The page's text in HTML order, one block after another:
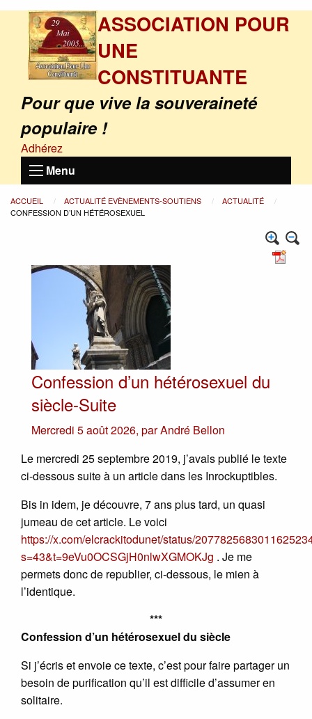
ASSOCIATION POUR
UNE
CONSTITUANTE
Pour que vive la souveraineté
populaire !
Adhérez
Menu
ACCUEIL ACTUALITÉ EVÈNEMENTS-SOUTIENS
ACTUALITÉ
CONFESSION D’UN HÉTÉROSEXUEL
Confession d’un hétérosexuel du
siècle-Suite
Mercredi 5 août 2026, parAndré Bellon
Le mercredi 25 septembre 2019, j’avais publié le texte
ci-dessous suite à un article dans les Inrockuptibles.
Bis in idem, je découvre, 7 ans plus tard, un quasi
jumeau de cet article. Le voici
https://x.com/elcrackitodunet/status/
s=43&t=9eVu0OCSGjH0nlwXGMOKJg . Je me
permets donc de republier, ci-dessous, le mien à
l’identique.
***
Confession d’un hétérosexuel du siècle
Si j’écris et envoie ce texte, c’est pour faire partager un
besoin de purification qu’il est difficile d’assumer en
solitaire.